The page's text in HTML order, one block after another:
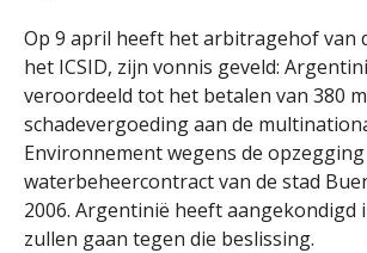
Op 9 april heeft het arbitragehof van
het ICSID, zijn vonnis geveld:
veroordeeld tot het betalen van 380
schadevergoeding aan de
Environnement wegens de
waterbeheercontract van de stad
2006. Argentinië heeft aangekondigd
zullen gaan tegen die beslissing.